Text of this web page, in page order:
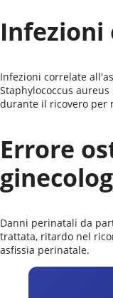
Infezioni
Infezioni correlate
Staphylococcus
durante il ricovero per
Errore
Danni perinatali da
trattata, ritardo nel
asfissia perinatale.